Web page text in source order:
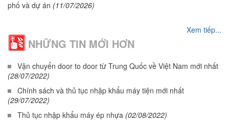
phố và dự án (11/07/2026)
Xem tiếp...
NHỮNG TIN MỚI HƠN
Vận chuyển door to door từ Trung Quốc về Việt Nam mới nhất
(28/07/2022)
Chính sách và thủ tục nhập khẩu máy tiện mới nhất
(29/07/2022)
Thủ tục nhập khẩu máy ép nhựa (02/08/2022)